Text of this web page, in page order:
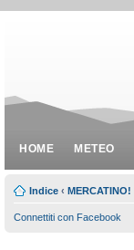
HOME METEO
Indice ‹ MERCATINO!
Connettiti con Facebook